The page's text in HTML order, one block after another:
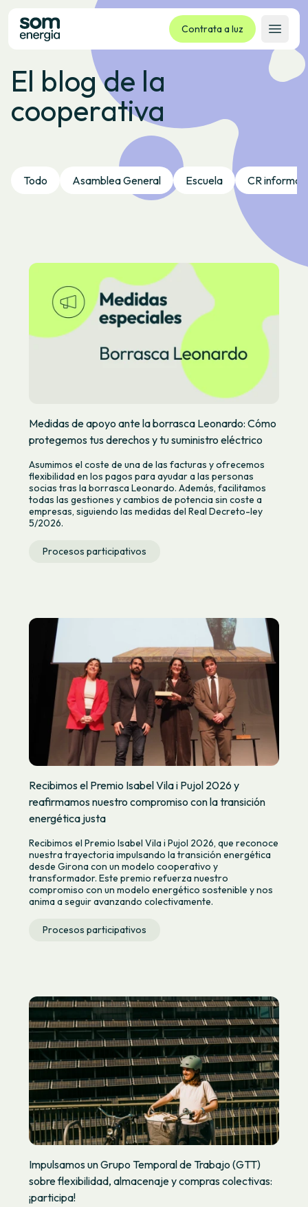
Contrata a luz
Abrir
Tarifas
Servizos
Empresas
La cooperativa
Contacto
El blog de la
cooperativa
Todo Asamblea General Escuela CR informa
Medidas de apoyo ante la borrasca Leonardo: Cómo
protegemos tus derechos y tu suministro eléctrico
Asumimos el coste de una de las facturas y ofrecemos
flexibilidad en los pagos para ayudar a las personas
socias tras la borrasca Leonardo. Además, facilitamos
todas las gestiones y cambios de potencia sin coste a
empresas, siguiendo las medidas del Real Decreto-ley
5/2026.
Procesos participativos
Recibimos el Premio Isabel Vila i Pujol 2026 y
reafirmamos nuestro compromiso con la transición
energética justa
Recibimos el Premio Isabel Vila i Pujol 2026, que reconoce
nuestra trayectoria impulsando la transición energética
desde Girona con un modelo cooperativo y
transformador. Este premio refuerza nuestro
compromiso con un modelo energético sostenible y nos
anima a seguir avanzando colectivamente.
Procesos participativos
Impulsamos un Grupo Temporal de Trabajo (GTT)
sobre flexibilidad, almacenaje y compras colectivas:
¡participa!